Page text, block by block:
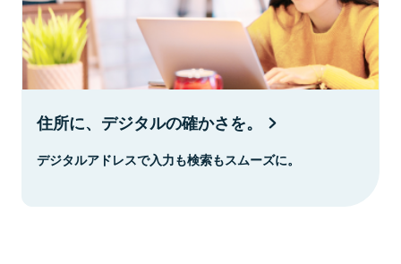
住所に、デジタルの確かさを。
デジタルアドレスで入力も検索もスムーズに。